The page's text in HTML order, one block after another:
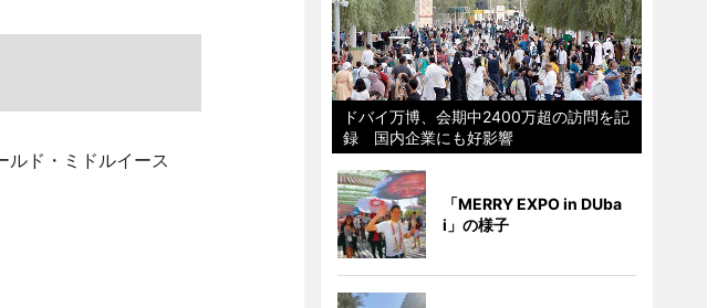
ルド・ミドルイース
ドバイ万博、会期中2400万超の訪問を記
録 国内企業にも好影響
「MERRY EXPO in DUba
i」の様子